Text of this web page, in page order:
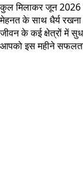
कुल मिलाकर जून 2026
मेहनत के साथ धैर्य रखना
जीवन के कई क्षेत्रों में
आपको इस महीने